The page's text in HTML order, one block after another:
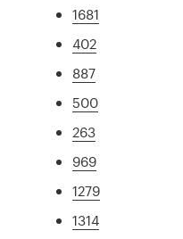
1681
402
887
500
263
969
1279
1314